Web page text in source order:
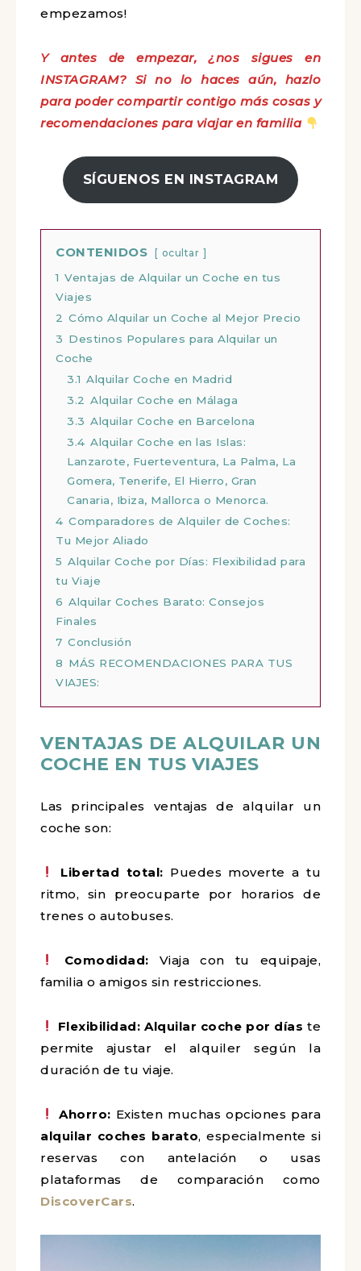
empezamos!
Y antes de empezar, ¿nos sigues en
INSTAGRAM? Si no lo haces aún, hazlo
para poder compartir contigo más cosas y
recomendaciones para viajar en familia
SÍGUENOS EN INSTAGRAM
CONTENIDOS ocultar
1 Ventajas de Alquilar un Coche en tus
Viajes
2 Cómo Alquilar un Coche al Mejor Precio
3 Destinos Populares para Alquilar un
Coche
3.1 Alquilar Coche en Madrid
3.2 Alquilar Coche en Málaga
3.3 Alquilar Coche en Barcelona
3.4 Alquilar Coche en las Islas:
Lanzarote, Fuerteventura, La Palma, La
Gomera, Tenerife, El Hierro, Gran
Canaria, Ibiza, Mallorca o Menorca.
4 Comparadores de Alquiler de Coches:
Tu Mejor Aliado
5 Alquilar Coche por Días: Flexibilidad para
tu Viaje
6 Alquilar Coches Barato: Consejos
Finales
7 Conclusión
8 MÁS RECOMENDACIONES PARA TUS
VIAJES:
VENTAJAS DE ALQUILAR UN
COCHE EN TUS VIAJES
Las principales ventajas de alquilar un
coche son:
Libertad total: Puedes moverte a tu
ritmo, sin preocuparte por horarios de
trenes o autobuses.
Comodidad: Viaja con tu equipaje,
familia o amigos sin restricciones.
Flexibilidad: Alquilar coche por días te
permite ajustar el alquiler según la
duración de tu viaje.
Ahorro: Existen muchas opciones para
alquilar coches barato, especialmente si
reservas con antelación o usas
plataformas de comparación como
DiscoverCars.